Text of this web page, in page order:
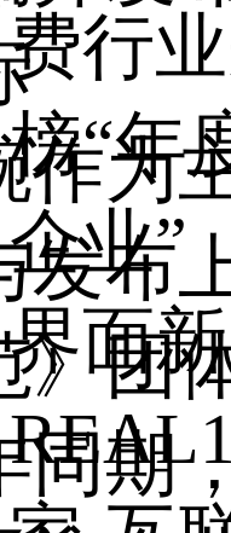
作为
发布
》团
同期
费行
榜“年
企业”
界面